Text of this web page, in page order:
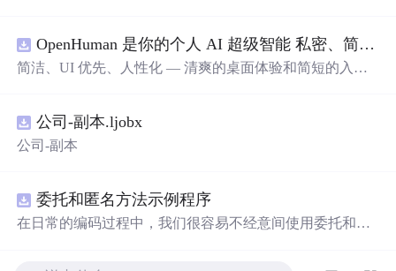
OpenHuman 是你的个人 AI 超级智能 私密、简洁、极其强大
简洁、UI 优先、人性化 — 清爽的桌面体验和简短的入门
吉祥物，会说话、能感知周围环境、可作为真实参与者加
入你的 Google Meet 会议、跨周记住你，即使你停止输入
公司-副本.ljobx
公司-副本
委托和匿名方法示例程序
在日常的编码过程中，我们很容易不经意间使用委托和匿